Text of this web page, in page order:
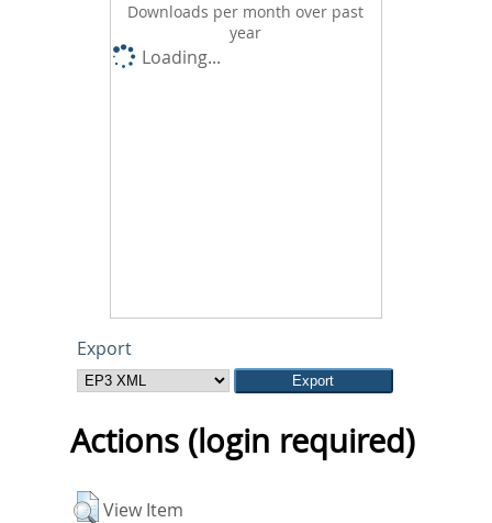
Downloads per month over past
year
Loading...
Export
Actions (login required)
View Item